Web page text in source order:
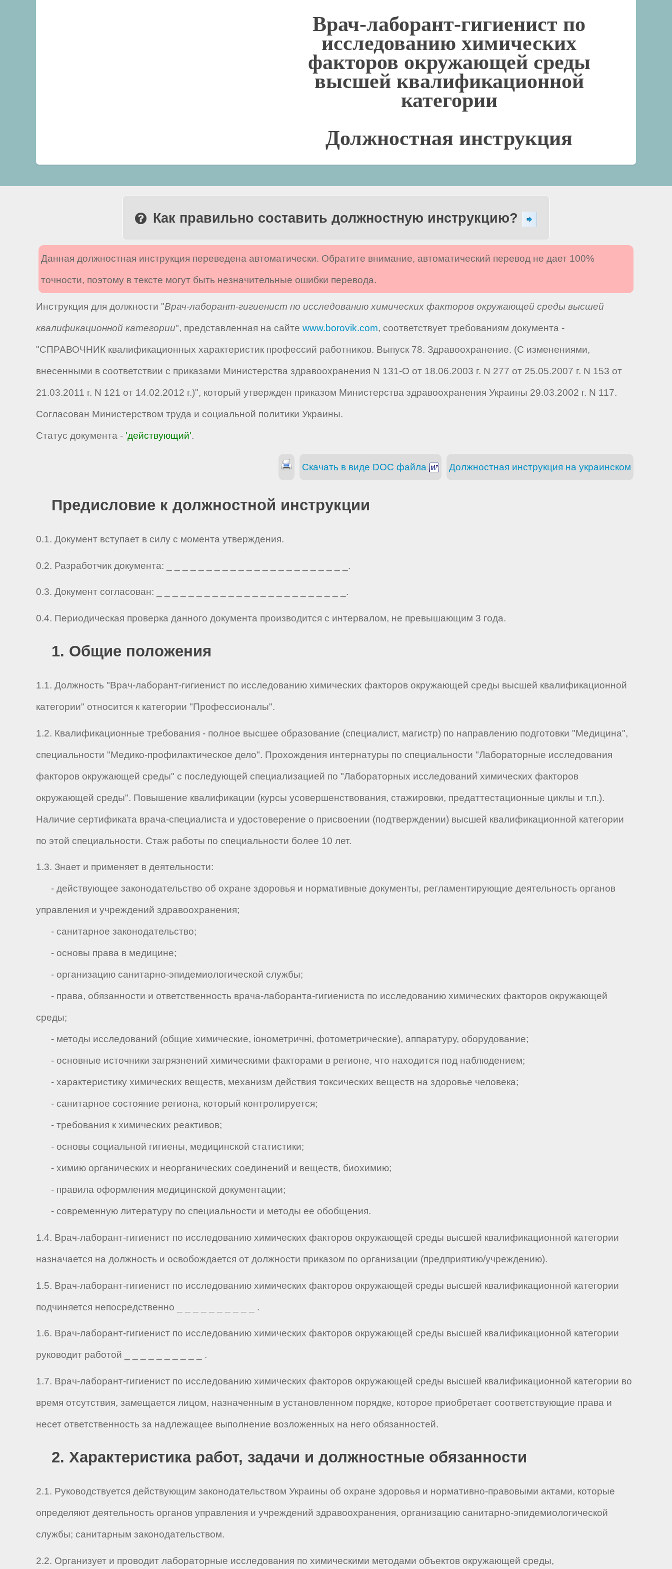
Врач-лаборант-гигиенист по
исследованию химических
факторов окружающей среды
высшей квалификационной
категории
Должностная инструкция
Как правильно составить должностную инструкцию?
Данная должностная инструкция переведена автоматически. Обратите внимание, автоматический перевод не дает 100%
точности, поэтому в тексте могут быть незначительные ошибки перевода.
Инструкция для должности "Врач-лаборант-гигиенист по исследованию химических факторов окружающей среды высшей
квалификационной категории", представленная на сайте www.borovik.com, соответствует требованиям документа -
"СПРАВОЧНИК квалификационных характеристик профессий работников. Выпуск 78. Здравоохранение. (С изменениями,
внесенными в соответствии с приказами Министерства здравоохранения N 131-О от 18.06.2003 г. N 277 от 25.05.2007 г. N 153 от
21.03.2011 г. N 121 от 14.02.2012 г.)", который утвержден приказом Министерства здравоохранения Украины 29.03.2002 г. N 117.
Согласован Министерством труда и социальной политики Украины.
Статус документа - 'действующий'.
Должностная инструкция на украинском
Скачать в виде DOC файла
Предисловие к должностной инструкции
0.1. Документ вступает в силу с момента утверждения.
0.2. Разработчик документа: _ _ _ _ _ _ _ _ _ _ _ _ _ _ _ _ _ _ _ _ _ _ _.
0.3. Документ согласован: _ _ _ _ _ _ _ _ _ _ _ _ _ _ _ _ _ _ _ _ _ _ _ _.
0.4. Периодическая проверка данного документа производится с интервалом, не превышающим 3 года.
1. Общие положения
1.1. Должность "Врач-лаборант-гигиенист по исследованию химических факторов окружающей среды высшей квалификационной
категории" относится к категории "Профессионалы".
1.2. Квалификационные требования - полное высшее образование (специалист, магистр) по направлению подготовки "Медицина",
специальности "Медико-профилактическое дело". Прохождения интернатуры по специальности "Лабораторные исследования
факторов окружающей среды" с последующей специализацией по "Лабораторных исследований химических факторов
окружающей среды". Повышение квалификации (курсы усовершенствования, стажировки, предаттестационные циклы и т.п.).
Наличие сертификата врача-специалиста и удостоверение о присвоении (подтверждении) высшей квалификационной категории
по этой специальности. Стаж работы по специальности более 10 лет.
1.3. Знает и применяет в деятельности:
- действующее законодательство об охране здоровья и нормативные документы, регламентирующие деятельность органов
управления и учреждений здравоохранения;
- санитарное законодательство;
- основы права в медицине;
- организацию санитарно-эпидемиологической службы;
- права, обязанности и ответственность врача-лаборанта-гигиениста по исследованию химических факторов окружающей
среды;
- методы исследований (общие химические, іонометричні, фотометрические), аппаратуру, оборудование;
- основные источники загрязнений химическими факторами в регионе, что находится под наблюдением;
- характеристику химических веществ, механизм действия токсических веществ на здоровье человека;
- санитарное состояние региона, который контролируется;
- требования к химических реактивов;
- основы социальной гигиены, медицинской статистики;
- химию органических и неорганических соединений и веществ, биохимию;
- правила оформления медицинской документации;
- современную литературу по специальности и методы ее обобщения.
1.4. Врач-лаборант-гигиенист по исследованию химических факторов окружающей среды высшей квалификационной категории
назначается на должность и освобождается от должности приказом по организации (предприятию/учреждению).
1.5. Врач-лаборант-гигиенист по исследованию химических факторов окружающей среды высшей квалификационной категории
подчиняется непосредственно _ _ _ _ _ _ _ _ _ _ .
1.6. Врач-лаборант-гигиенист по исследованию химических факторов окружающей среды высшей квалификационной категории
руководит работой _ _ _ _ _ _ _ _ _ _ .
1.7. Врач-лаборант-гигиенист по исследованию химических факторов окружающей среды высшей квалификационной категории во
время отсутствия, замещается лицом, назначенным в установленном порядке, которое приобретает соответствующие права и
несет ответственность за надлежащее выполнение возложенных на него обязанностей.
2. Характеристика работ, задачи и должностные обязанности
2.1. Руководствуется действующим законодательством Украины об охране здоровья и нормативно-правовыми актами, которые
определяют деятельность органов управления и учреждений здравоохранения, организацию санитарно-эпидемиологической
службы; санитарным законодательством.
2.2. Организует и проводит лабораторные исследования по химическими методами объектов окружающей среды,